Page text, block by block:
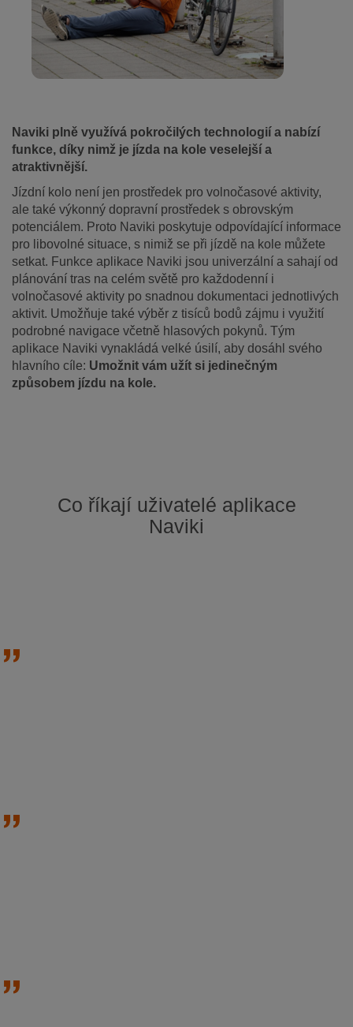
Naviki plně využívá pokročilých technologií a nabízí
funkce, díky nimž je jízda na kole veselejší a
atraktivnější.
Jízdní kolo není jen prostředek pro volnočasové aktivity,
ale také výkonný dopravní prostředek s obrovským
potenciálem. Proto Naviki poskytuje odpovídající informace
pro libovolné situace, s nimiž se při jízdě na kole můžete
setkat. Funkce aplikace Naviki jsou univerzální a sahají od
plánování tras na celém světě pro každodenní i
volnočasové aktivity po snadnou dokumentaci jednotlivých
aktivit. Umožňuje také výběr z tisíců bodů zájmu i využití
podrobné navigace včetně hlasových pokynů. Tým
aplikace Naviki vynakládá velké úsilí, aby dosáhl svého
hlavního cíle: Umožnit vám užít si jedinečným
způsobem jízdu na kole.
Co říkají uživatelé aplikace
Naviki